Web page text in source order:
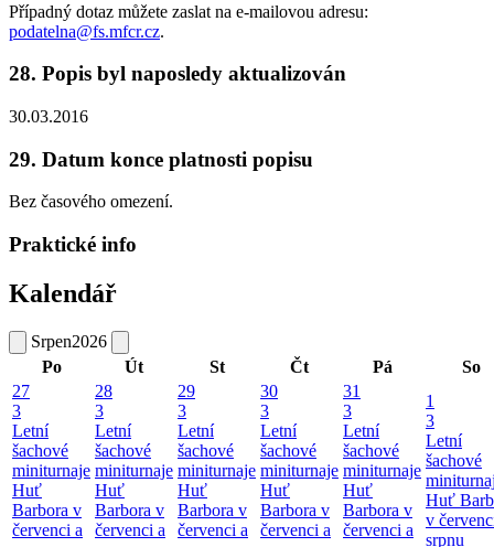
Případný dotaz můžete zaslat na e-mailovou adresu:
podatelna@fs.mfcr.cz.
28. Popis byl naposledy aktualizován
30.03.2016
29. Datum konce platnosti popisu
Bez časového omezení.
Praktické info
Kalendář
Srpen2026
Po
Út St Čt Pá
So
27
3
Letní
šachové
miniturnaje
Huť
Barbora v
červenci a
28
3
Letní
šachové
miniturnaje
Huť
Barbora v
červenci a
29
3
Letní
šachové
miniturnaje
Huť
Barbora v
červenci a
30
3
Letní
šachové
miniturnaje
Huť
Barbora v
červenci a
31
3
Letní
šachové
miniturnaje
Huť
Barbora v
červenci a
1
3
Letní
šachové
Huť
v
srpnu